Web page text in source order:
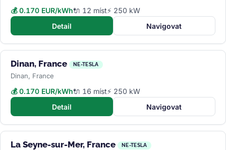
💰 0.170 EUR/kWh🔌 12 míst⚡ 250 kW
Detail
Navigovat
Dinan, France NE-TESLA
Dinan, France
💰 0.170 EUR/kWh🔌 16 míst⚡ 250 kW
Detail
Navigovat
La Seyne-sur-Mer, France NE-TESLA